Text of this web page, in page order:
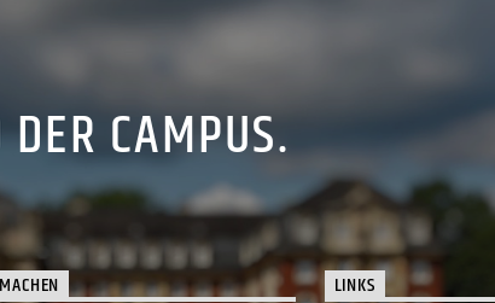
CAMPUS.
LINKS